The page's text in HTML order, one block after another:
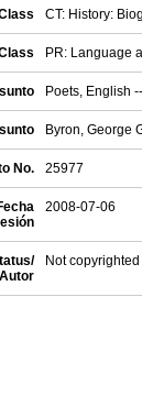
CT: History:
PR: Language
Poets, English
Byron, George
No. 25977
2008-07-06
Not